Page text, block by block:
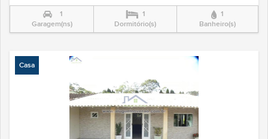
1
Garagem(ns)
1
Dormitório(s)
1
Banheiro(s)
Casa